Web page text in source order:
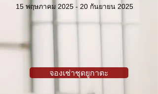
15 พฤษภาคม 2025 - 20 กันยายน 2025
จองเช่าชุดยูกาตะ